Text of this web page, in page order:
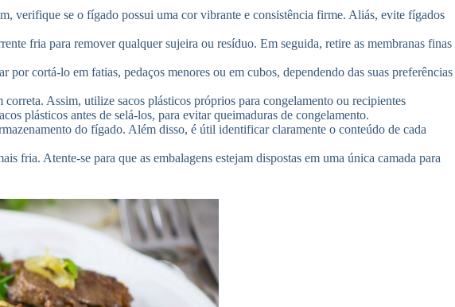
verifique se o fígado possui uma cor vibrante e consistência firme. Aliás, evite fígados
fria para remover qualquer sujeira ou resíduo. Em seguida, retire as membranas finas
cortá-lo em fatias, pedaços menores ou em cubos, dependendo das suas preferências
Assim, utilize sacos plásticos próprios para congelamento ou recipientes
plásticos antes de selá-los, para evitar queimaduras de congelamento.
do fígado. Além disso, é útil identificar claramente o conteúdo de cada
fria. Atente-se para que as embalagens estejam dispostas em uma única camada para